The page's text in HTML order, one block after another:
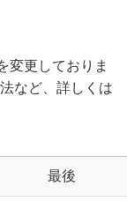
変更しておりま
など、詳しくは
最後